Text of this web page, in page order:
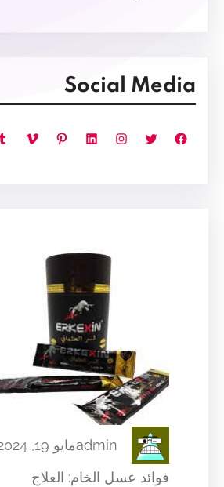
Social Media
فيسبوك تويتر إنستجرام لينكد إن بينتريست فيميو تمبلر
adminمايو 19, 2024
فوائد عسل الخام: العلاج